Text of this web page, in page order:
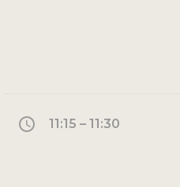
11:15 – 11:30